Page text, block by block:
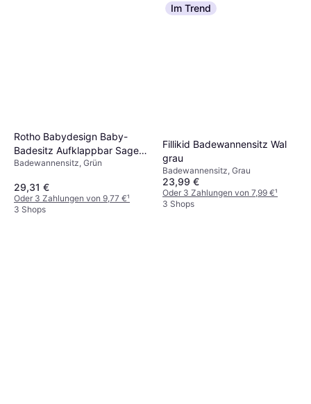
Rotho Babydesign Baby-
Badesitz Aufklappbar Sage
Green
Badewannensitz, Grün
29,31 €
Oder 3 Zahlungen von 9,77 €¹
3 Shops
Im Trend
Fillikid Badewannensitz Wal
grau
Badewannensitz, Grau
23,99 €
Oder 3 Zahlungen von 7,99 €¹
3 Shops